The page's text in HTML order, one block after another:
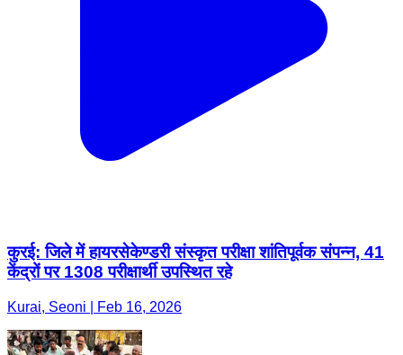
कुरई: जिले में हायरसेकेण्डरी संस्कृत परीक्षा शांतिपूर्वक संपन्न, 41
केंद्रों पर 1308 परीक्षार्थी उपस्थित रहे
Kurai, Seoni | Feb 16, 2026